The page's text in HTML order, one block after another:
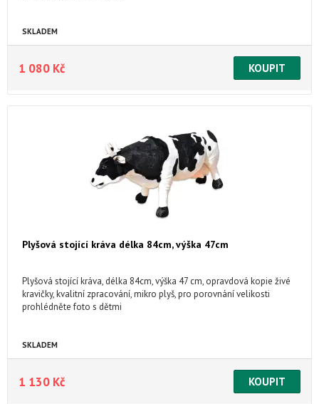
SKLADEM
1 080 Kč
Plyšová stojící kráva délka 84cm, výška 47cm
Plyšová stojící kráva, délka 84cm, výška 47 cm, opravdová kopie živé
kravičky, kvalitní zpracování, mikro plyš, pro porovnání velikosti
prohlédněte foto s dětmi
SKLADEM
1 130 Kč